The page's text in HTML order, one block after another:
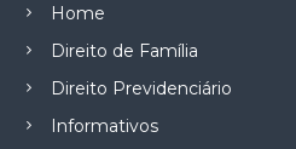
Home
Direito de Família
Direito Previdenciário
Informativos